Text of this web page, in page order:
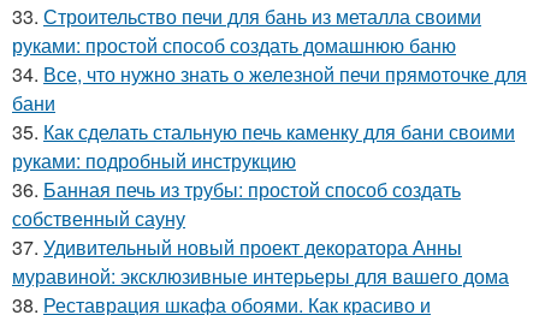
33. Строительство печи для бань из металла своими
руками: простой способ создать домашнюю баню
34. Все, что нужно знать о железной печи прямоточке для
бани
35. Как сделать стальную печь каменку для бани своими
руками: подробный инструкцию
36. Банная печь из трубы: простой способ создать
собственный сауну
37. Удивительный новый проект декоратора Анны
муравиной: эксклюзивные интерьеры для вашего дома
38. Реставрация шкафа обоями. Как красиво и